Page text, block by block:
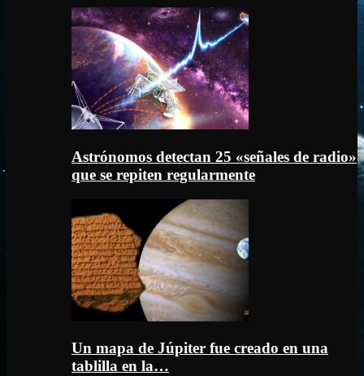
Astrónomos detectan 25 «señales de radio»
que se repiten regularmente
Un mapa de Júpiter fue creado en una
tablilla en la…